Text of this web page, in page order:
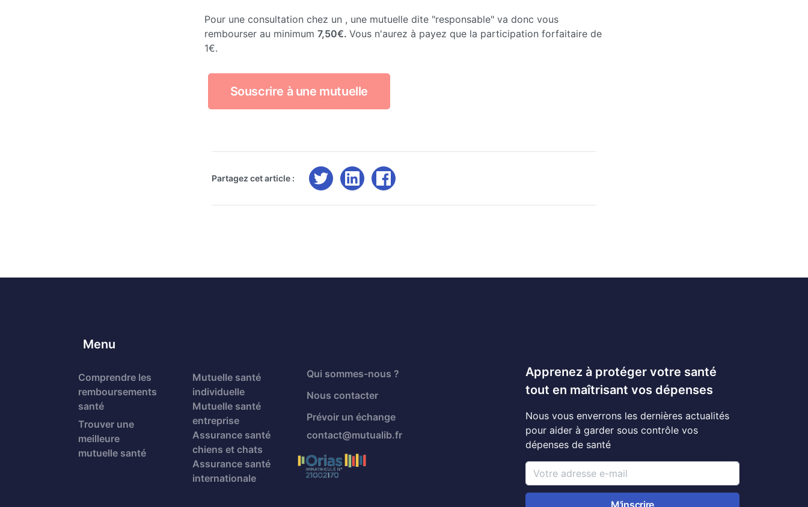
Pour une consultation chez un , une mutuelle dite "responsable" va donc vous
rembourser au minimum 7,50€. Vous n'aurez à payez que la participation forfaitaire de
1€.
Souscrire à une mutuelle
Partagez cet article :
Menu
Comprendre les
remboursements
santé
Trouver une
meilleure
mutuelle santé
Mutuelle santé
individuelle
Mutuelle santé
entreprise
Assurance santé
chiens et chats
Assurance santé
internationale
Qui sommes-nous ?
Nous contacter
Prévoir un échange
contact@mutualib.fr
Apprenez à protéger votre santé
tout en maîtrisant vos dépenses
Nous vous enverrons les dernières actualités
pour aider à garder sous contrôle vos
dépenses de santé
M'inscrire